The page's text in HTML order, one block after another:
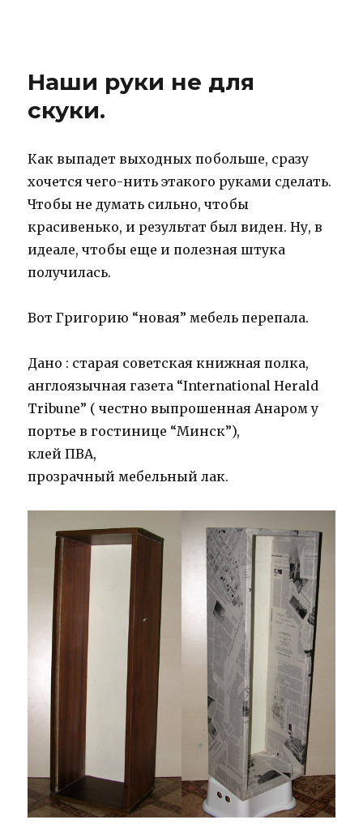
Наши руки не для
скуки.
Как выпадет выходных побольше, сразу
хочется чего-нить этакого руками сделать.
Чтобы не думать сильно, чтобы
красивенько, и результат был виден. Ну, в
идеале, чтобы еще и полезная штука
получилась.
Вот Григорию “новая” мебель перепала.
Дано : старая советская книжная полка,
англоязычная газета “International Herald
Tribune” ( честно выпрошенная Анаром у
портье в гостинице “Минск”),
клей ПВА,
прозрачный мебельный лак.